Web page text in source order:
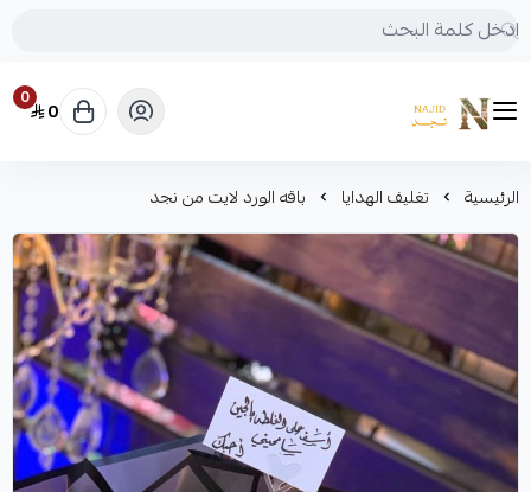
متجر نجد
0 0
الرئيسية تغليف الهدايا باقه الورد لايت من نجد